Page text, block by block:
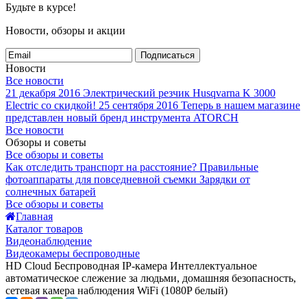
Будьте в курсе!
Новости, обзоры и акции
Подписаться
Новости
Все новости
21 декабря 2016 Электрический резчик Husqvarna K 3000
Electric со скидкой! 25 сентября 2016 Теперь в нашем магазине
представлен новый бренд инструмента ATORCH
Все новости
Обзоры и советы
Все обзоры и советы
Как отследить транспорт на расстояние? Правильные
фотоаппараты для повседневной съемки Зарядки от
солнечных батарей
Все обзоры и советы
Главная
Каталог товаров
Видеонаблюдение
Видеокамеры беспроводные
HD Cloud Беспроводная IP-камера Интеллектуальное
автоматическое слежение за людьми, домашняя безопасность,
сетевая камера наблюдения WiFi (1080P белый)